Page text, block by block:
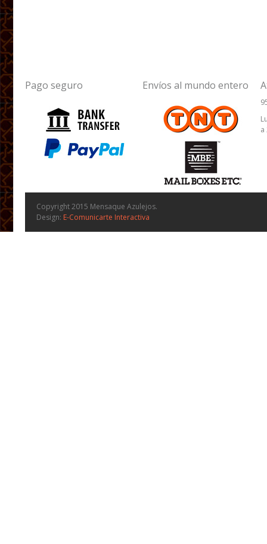
Pago seguro Envíos al mundo entero
a
Copyright 2015 Mensaque Azulejos.
Design: E-Comunicarte Interactiva